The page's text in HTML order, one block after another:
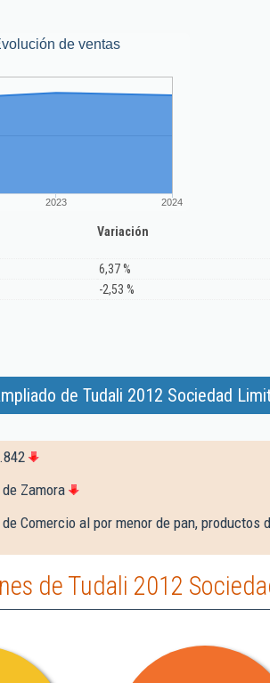
de ventas
2023 2024
Variación
6,37 %
-2,53 %
de Tudali 2012 Sociedad
Zamora
Comercio al por menor de pan, productos
de Tudali 2012